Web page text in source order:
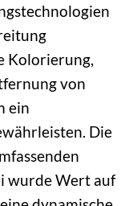
Kolorierung,
von
ein
Die
wurde Wert auf